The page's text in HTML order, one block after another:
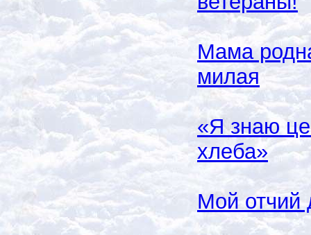
Мама
милая
«Я знаю
хлеба»
Мой отчий